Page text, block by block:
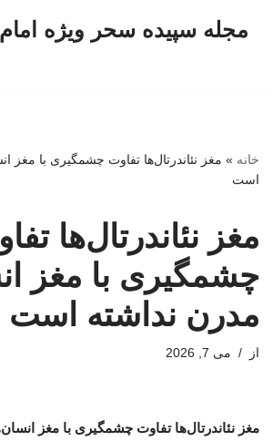
مجله سپیده سحر ویژه
خانه » مغز نئاندرتال‌ها تفاوت چشمگیری با مغز
است
مغز نئاندرتال‌ها
چشمگیری با مغز
مدرن نداشته است
از می 7, 2026
مغز نئاندرتال‌ها تفاوت چشمگیری با مغز